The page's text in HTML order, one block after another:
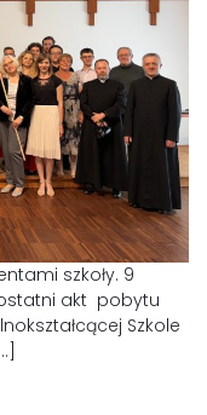
szkoły. 9
akt pobytu
Szkole